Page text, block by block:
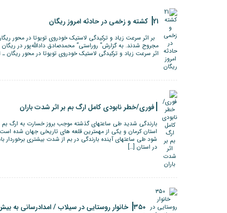
21 کشته و زخمی در حادثه امروز ریگان
مجروح شدند. به گزارش” روراستی” محمدصادق دادالله‌پور در
اثر سرعت زیاد و ترکیدگی لاستیک خودروی تویوتا در محور ریگان ـ
فوری/خطر نابودی کامل ارگ بم بر اثر شدت باران
بارندگی شدید طی ساعتهای گذشته موجب بروز خسارت به ارگ
استان کرمان و یکی از مهمترین قلعه های تاریخی جهان شده
شود طی ساعتهای آینده بارندگی در بم از شدت بیشتری برخوردار
در استان […]